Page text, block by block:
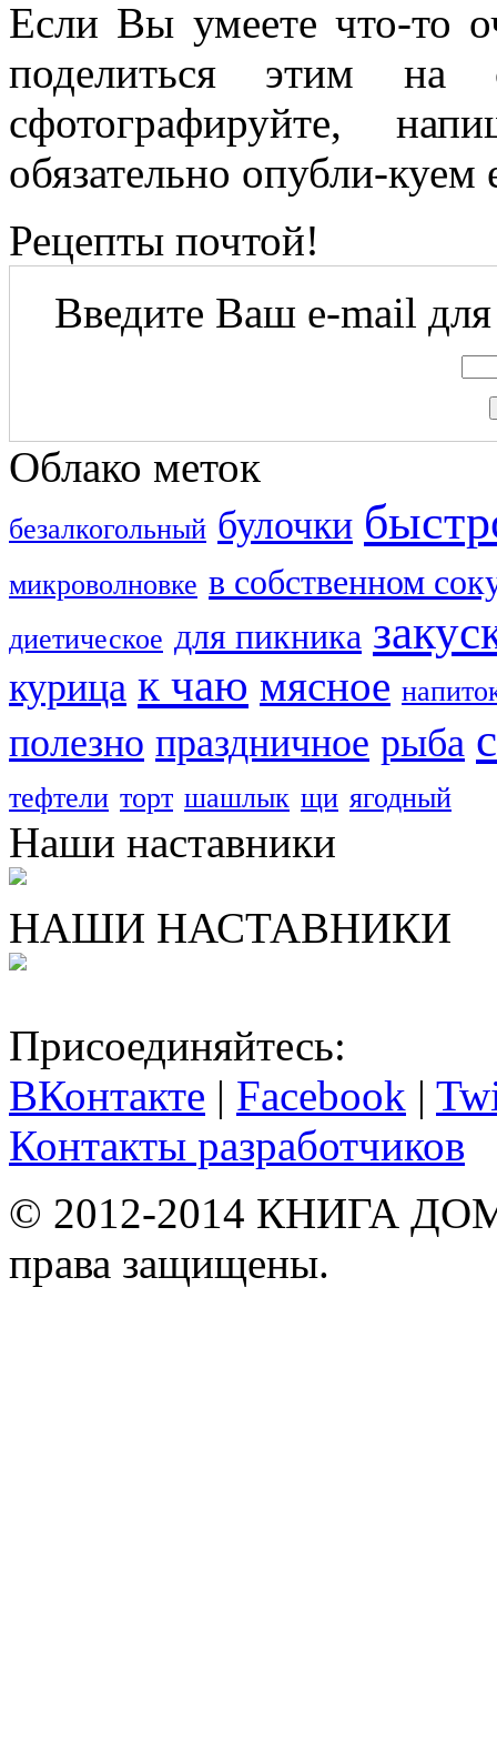
Если Вы умеете что-то
поделиться этим на
сфотографируйте,
обязательно опубли-куем
Рецепты почтой!
Введите Ваш e-mail
Облако меток
безалкогольный булочки
микроволновке в собственном
диетическое для пикника
курица к чаю мясное
полезно праздничное рыба
тефтели торт шашлык щи ягодный
Наши наставники
НАШИ НАСТАВНИКИ
Присоединяйтесь:
ВКонтакте | Facebook |
Контакты разработчиков
© 2012-2014 КНИГА
права защищены.